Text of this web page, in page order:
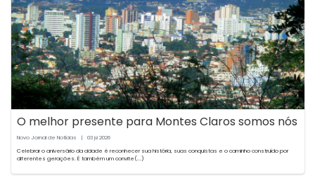
O melhor presente para Montes Claros somos nós
Novo Jornal de Notícias | 03 jul2026
Celebrar o aniversário da cidade é reconhecer sua história, suas conquistas e o caminho construído por
diferentes gerações. É também um convite(...)